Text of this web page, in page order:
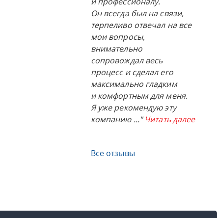
Он всегда был на связи,
терпеливо отвечал на все
мои вопросы,
внимательно
сопровождал весь
процесс и сделал его
максимально гладким
и комфортным для меня.
Я уже рекомендую эту
компанию ..." Читать далее
Все отзывы